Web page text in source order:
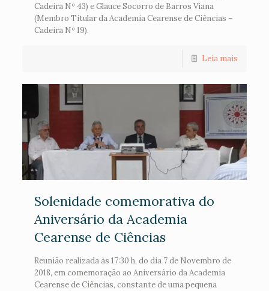
Cadeira Nº 43) e Glauce Socorro de Barros Viana
(Membro Titular da Academia Cearense de Ciências –
Cadeira Nº 19).
Leia mais
Solenidade comemorativa do
Aniversário da Academia
Cearense de Ciências
Reunião realizada às 17:30 h, do dia 7 de Novembro de
2018, em comemoração ao Aniversário da Academia
Cearense de Ciências, constante de uma pequena